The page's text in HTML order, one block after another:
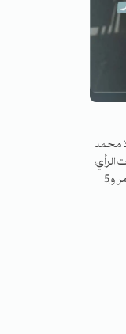
محمد
ومحمد برّو معتقل سياسي سابق قضى 8 سنوات في سجن تدمر و5